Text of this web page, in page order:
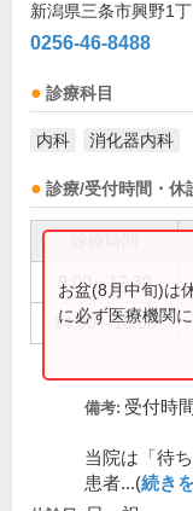
新潟県三条市興野1
0256-46-8488
診療科目
内科 消化器内科
診療/受付時間・休
9:00～12:30
14:00～18:00
お盆(8月中旬)は
に必ず医療機関
備考: 受付時
当院は「待
患者...(続き